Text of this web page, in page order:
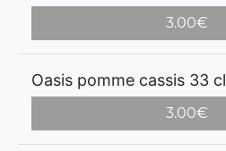
3.00€
Oasis pomme cassis 33 cl
3.00€